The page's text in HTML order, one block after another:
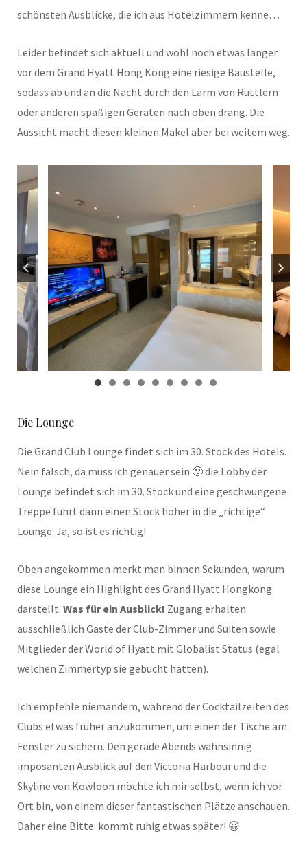
schönsten Ausblicke, die ich aus Hotelzimmern kenne…
Leider befindet sich aktuell und wohl noch etwas länger
vor dem Grand Hyatt Hong Kong eine riesige Baustelle,
sodass ab und an die Nacht durch den Lärm von Rüttlern
oder anderen spaßigen Geräten nach oben drang. Die
Aussicht macht diesen kleinen Makel aber bei weitem weg.
Die Lounge
Die Grand Club Lounge findet sich im 30. Stock des Hotels.
Nein falsch, da muss ich genauer sein 🙂 die Lobby der
Lounge befindet sich im 30. Stock und eine geschwungene
Treppe führt dann einen Stock höher in die „richtige“
Lounge. Ja, so ist es richtig!
Oben angekommen merkt man binnen Sekunden, warum
diese Lounge ein Highlight des Grand Hyatt Hongkong
darstellt. Was für ein Ausblick! Zugang erhalten
ausschließlich Gäste der Club-Zimmer und Suiten sowie
Mitglieder der World of Hyatt mit Globalist Status (egal
welchen Zimmertyp sie gebucht hatten).
Ich empfehle niemandem, während der Cocktailzeiten des
Clubs etwas früher anzukommen, um einen der Tische am
Fenster zu sichern. Den gerade Abends wahnsinnig
imposanten Ausblick auf den Victoria Harbour und die
Skyline von Kowloon möchte ich mir selbst, wenn ich vor
Ort bin, von einem dieser fantastischen Plätze anschauen.
Daher eine Bitte: kommt ruhig etwas später! 😀